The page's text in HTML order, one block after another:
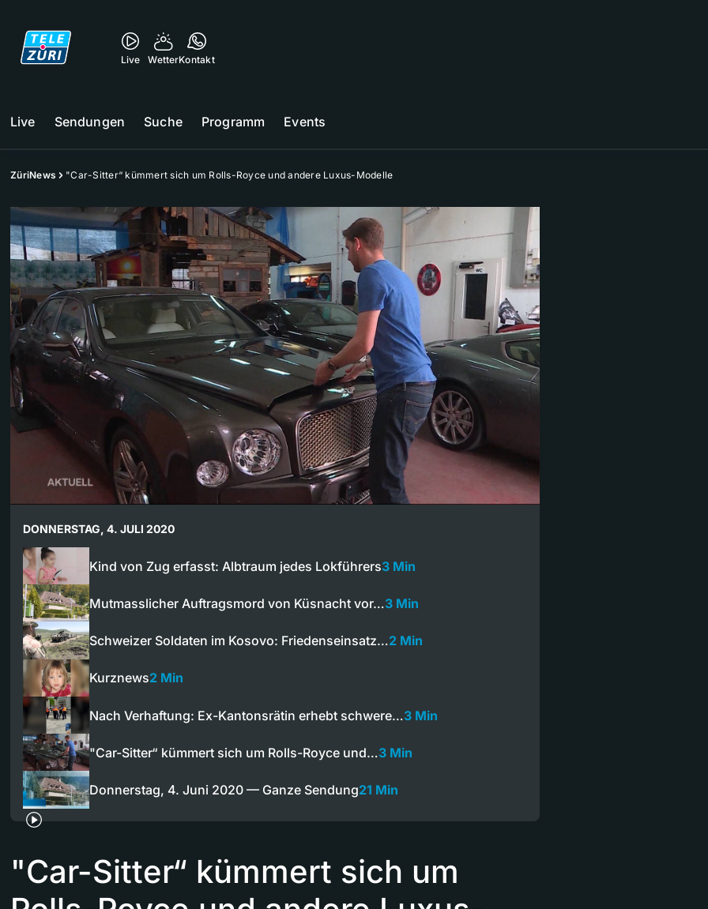
Live WetterKontakt
Live Sendungen Suche Programm Events
ZüriNews "Car-Sitter“ kümmert sich um Rolls-Royce und andere Luxus-Modelle
DONNERSTAG, 4. JULI 2020
Kind von Zug erfasst: Albtraum jedes Lokführers3 Min
Mutmasslicher Auftragsmord von Küsnacht vor…3 Min
Schweizer Soldaten im Kosovo: Friedenseinsatz…2 Min
Kurznews2 Min
Nach Verhaftung: Ex-Kantonsrätin erhebt schwere…3 Min
"Car-Sitter“ kümmert sich um Rolls-Royce und…3 Min
Donnerstag, 4. Juni 2020 — Ganze Sendung21 Min
"Car-Sitter“ kümmert sich um